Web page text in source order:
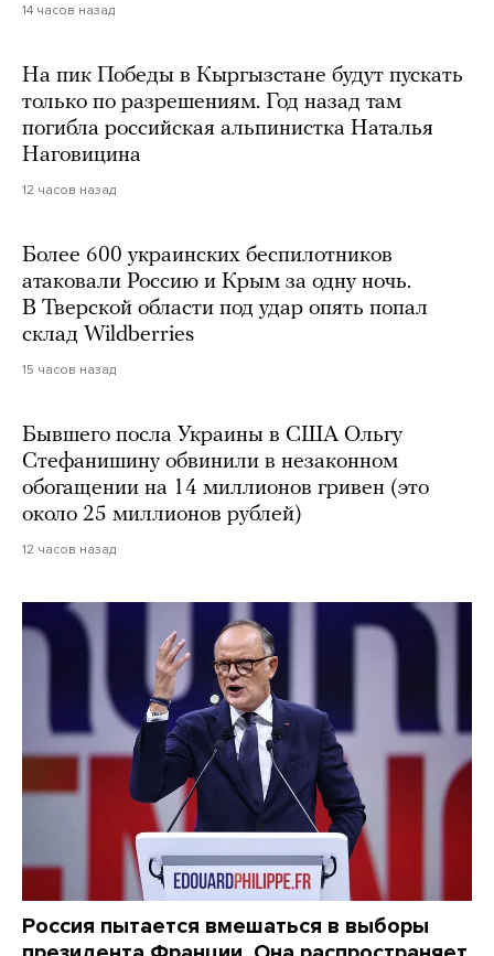
14 часов назад
На пик Победы в Кыргызстане будут пускать
только по разрешениям. Год назад там
погибла российская альпинистка Наталья
Наговицина
12 часов назад
Более 600 украинских беспилотников
атаковали Россию и Крым за одну ночь.
В Тверской области под удар опять попал
склад Wildberries
15 часов назад
Бывшего посла Украины в США Ольгу
Стефанишину обвинили в незаконном
обогащении на 14 миллионов гривен (это
около 25 миллионов рублей)
12 часов назад
Россия пытается вмешаться в выборы